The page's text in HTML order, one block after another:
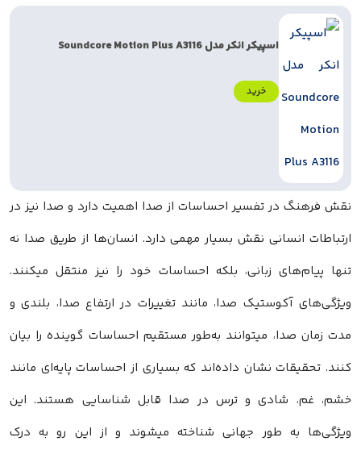
اسپیکر انکر مدل Soundcore Motion Plus A3116
خرید
نقش فرهنگ در تفسیر احساسات از صدا اهمیت دارد و صدا نیز در
ارتباطات انسانی نقش بسیار مهمی دارد. انسان‌ها از طریق صدا نه
تنها پیام‌های زبانی، بلکه احساسات خود را نیز منتقل میکنند.
ویژگی‌های آکوستیک صدا، مانند تغییرات در ارتفاع صدا، بلندی و
مدت زمان صدا، میتوانند به‌طور مستقیم احساسات گوینده را بیان
کنند. تحقیقات نشان داده‌اند که بسیاری از احساسات پایه‌ای مانند
خشم، غم، شادی و ترس در صدا قابل شناسایی هستند. این
ویژگی‌ها به طور جهانی شناخته میشوند و از این رو به درک